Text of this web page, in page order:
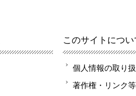
このサイトについ
個人情報の取り
著作権・リンク等